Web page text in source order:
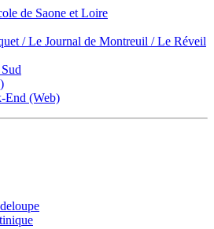
de Saone et Loire
/ Le Journal de Montreuil / Le Réveil
End (Web)